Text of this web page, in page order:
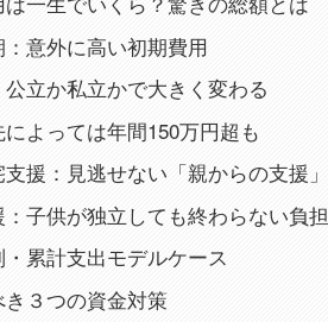
意外に高い初期費用
立か私立かで大きく変わる
よっては年間150万円超も
援：見逃せない「親からの支援」
子供が独立しても終わらない負担
累計支出モデルケース
３つの資金対策